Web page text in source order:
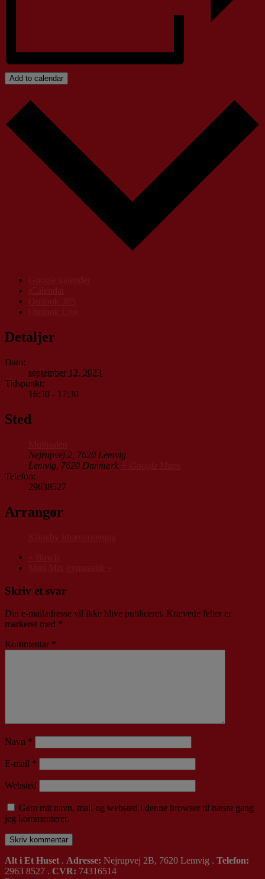
Add to calendar
Detaljer
Dato:
september 12, 2023
Tidspunkt:
16:30 - 17:30
Sted
Nejrupvej 2, 7620 Lemvig
Lemvig 7620 Danmark
Telefon:
29638527
Arrangør
Skriv et svar
Din e-mailadresse vil ikke blive publiceret. Krævede felter er
markeret med *
Kommentar *
Navn *
E-mail *
Websted
Gem mit navn, mail og websted i denne browser til næste gang
jeg kommenterer.
Alt i Et Huset . Adresse: Nejrupvej 2B, 7620 Lemvig . Telefon:
2963 8527 . CVR: 74316514